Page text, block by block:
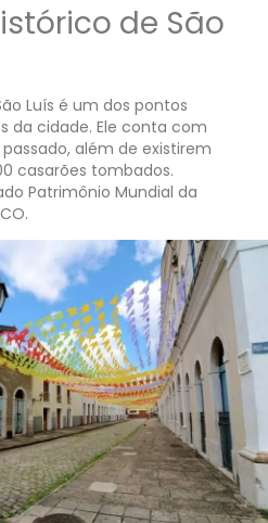
de São
Luís é um dos pontos
da cidade. Ele conta com
além de existirem
casarões tombados.
Patrimônio Mundial da